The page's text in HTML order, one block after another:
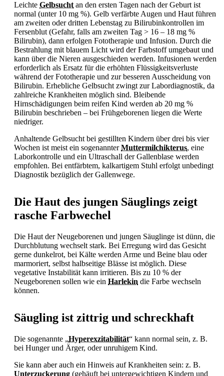
Leichte Gelbsuchtan den ersten Tagen nach der Geburt ist
normal (unter 10 mg %). Gelb verfärbte Augen und Haut führen
am zweiten oder dritten Lebenstag zu Bilirubinkontrollen im
Fersenblut (Gefahr, falls am zweiten Tag > 16 – 18 mg %
Bilirubin), dann erfolgen Fototherapie und Infusion. Durch die
Bestrahlung mit blauem Licht wird der Farbstoff umgebaut und
kann über die Nieren ausgeschieden werden. Infusionen werden
erforderlich als Ersatz für die erhöhten Flüssigkeitsverluste
während der Fototherapie und zur besseren Ausscheidung von
Bilirubin. Erhebliche Gelbsucht zwingt zur Labordiagnostik, da
zahlreiche Krankheiten möglich sind. Bleibende
Hirnschädigungen beim reifen Kind werden ab 20 mg %
Bilirubin beschrieben – bei Frühgeborenen liegen die Werte
niedriger.
Anhaltende Gelbsucht bei gestillten Kindern über drei bis vier
Wochen ist meist ein sogenannterMuttermilchikterus, eine
Laborkontrolle und ein Ultraschall der Gallenblase werden
empfohlen. Bei entfärbtem, kalkartigem Stuhl erfolgt unbedingt
Diagnostik bezüglich der Gallenwege.
Die Haut des jungen Säuglings zeigt
rasche Farbwechel
Die Haut der Neugeborenen und jungen Säuglinge ist dünn, die
Durchblutung wechselt stark. Bei Erregung wird das Gesicht
gerne dunkelrot, bei Kälte werden Arme und Beine blau oder
marmoriert, selbst halbseitige Blässe ist möglich. Diese
vegetative Instabilität kann irritieren. Bis zu 10 % der
Neugeborenen sollen wie ein Harlekin die Farbe wechseln
können.
Säugling ist zittrig und schreckhaft
Die sogenannte „Hyperexzitabilität“ kann normal sein, z. B.
bei Hunger und Ärger, oder unruhigem Kind.
Sie kann aber auch ein Hinweis auf Krankheiten sein: z. B.
Unterzuckerung (gehäuft bei untergewichtigen Kindern und